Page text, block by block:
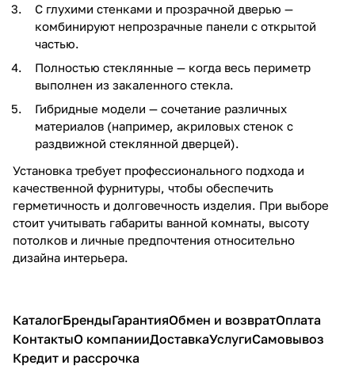
С глухими стенками и прозрачной дверью —
комбинируют непрозрачные панели с открытой
частью.
Полностью стеклянные — когда весь периметр
выполнен из закаленного стекла.
Гибридные модели — сочетание различных
материалов (например, акриловых стенок с
раздвижной стеклянной дверцей).
Установка требует профессионального подхода и
качественной фурнитуры, чтобы обеспечить
герметичность и долговечность изделия. При выборе
стоит учитывать габариты ванной комнаты, высоту
потолков и личные предпочтения относительно
дизайна интерьера.
КаталогБрендыГарантияОбмен и возвратОплата
КонтактыО компанииДоставкаУслугиСамовывоз
Кредит и рассрочка